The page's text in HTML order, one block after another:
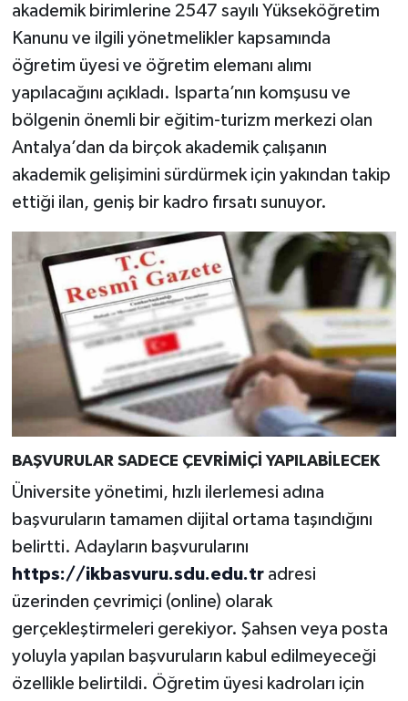
akademik birimlerine 2547 sayılı Yükseköğretim
Kanunu ve ilgili yönetmelikler kapsamında
öğretim üyesi ve öğretim elemanı alımı
yapılacağını açıkladı. Isparta’nın komşusu ve
bölgenin önemli bir eğitim-turizm merkezi olan
Antalya’dan da birçok akademik çalışanın
akademik gelişimini sürdürmek için yakından takip
ettiği ilan, geniş bir kadro fırsatı sunuyor.
BAŞVURULAR SADECE ÇEVRİMİÇİ YAPILABİLECEK
Üniversite yönetimi, hızlı ilerlemesi adına
başvuruların tamamen dijital ortama taşındığını
belirtti. Adayların başvurularını
https://ikbasvuru.sdu.edu.tradresi
üzerinden çevrimiçi (online) olarak
gerçekleştirmeleri gerekiyor. Şahsen veya posta
yoluyla yapılan başvuruların kabul edilmeyeceği
özellikle belirtildi. Öğretim üyesi kadroları için
MAGAZİN